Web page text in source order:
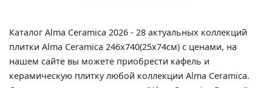
Каталог Alma Ceramica 2026 - 28 актуальных коллекций
плитки Alma Ceramica 246x740(25x74см) с ценами, на
нашем сайте вы можете приобрести кафель и
керамическую плитку любой коллекции Alma Ceramica.